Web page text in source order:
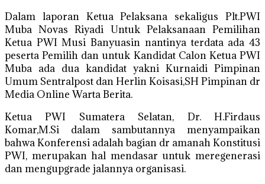
Dalam laporan Ketua Pelaksana sekaligus Plt.PWI
Muba Novas Riyadi Untuk Pelaksanaan Pemilihan
Ketua PWI Musi Banyuasin nantinya terdata ada 43
peserta Pemilih dan untuk Kandidat Calon Ketua PWI
Muba ada dua kandidat yakni Kurnaidi Pimpinan
Umum Sentralpost dan Herlin Koisasi,SH Pimpinan dr
Media Online Warta Berita.
Ketua PWI Sumatera Selatan, Dr. H.Firdaus
Komar,M.Si dalam sambutannya menyampaikan
bahwa Konferensi adalah bagian dr amanah Konstitusi
PWI, merupakan hal mendasar untuk meregenerasi
dan mengupgrade jalannya organisasi.